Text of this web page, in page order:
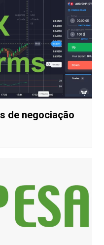
opções
plataforma
de negociação